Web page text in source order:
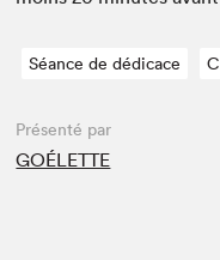
Séance de dédicace
Présenté par
GOÉLETTE